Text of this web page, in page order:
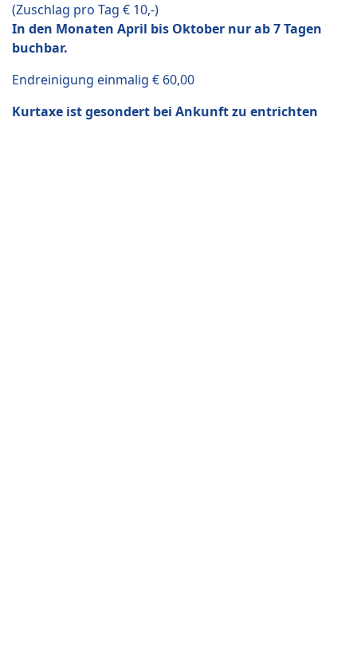
(Zuschlag pro Tag € 10,-)
In den Monaten April bis Oktober nur ab 7 Tagen
buchbar.
Endreinigung einmalig € 60,00
Kurtaxe ist gesondert bei Ankunft zu entrichten